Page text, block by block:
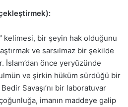
kelimesi, bir şeyin hak olduğunu
ve sarsılmaz bir şekilde
önce yeryüzünde
ve şirkin hüküm sürdüğü bir
Savaşı’nı bir laboratuvar
imanın maddeye galip